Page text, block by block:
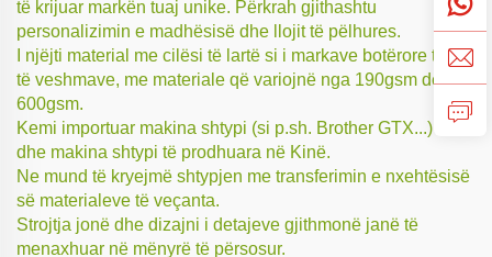
të krijuar markën tuaj unike. Përkrah gjithashtu
personalizimin e madhësisë dhe llojit të pëlhures.
I njëjti material me cilësi të lartë si i markave botërore të top
të veshmave, me materiale që variojnë nga 190gsm deri në
600gsm.
Kemi importuar makina shtypi (si p.sh. Brother GTX...) si
dhe makina shtypi të prodhuara në Kinë.
Ne mund të kryejmë shtypjen me transferimin e nxehtësisë
së materialeve të veçanta.
Strojtja jonë dhe dizajni i detajeve gjithmonë janë të
menaxhuar në mënyrë të përsosur.